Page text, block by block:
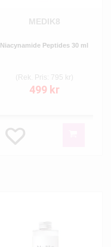
MEDIK8
Niacynamide Peptides 30 ml
(Rek. Pris: 795 kr)
499 kr